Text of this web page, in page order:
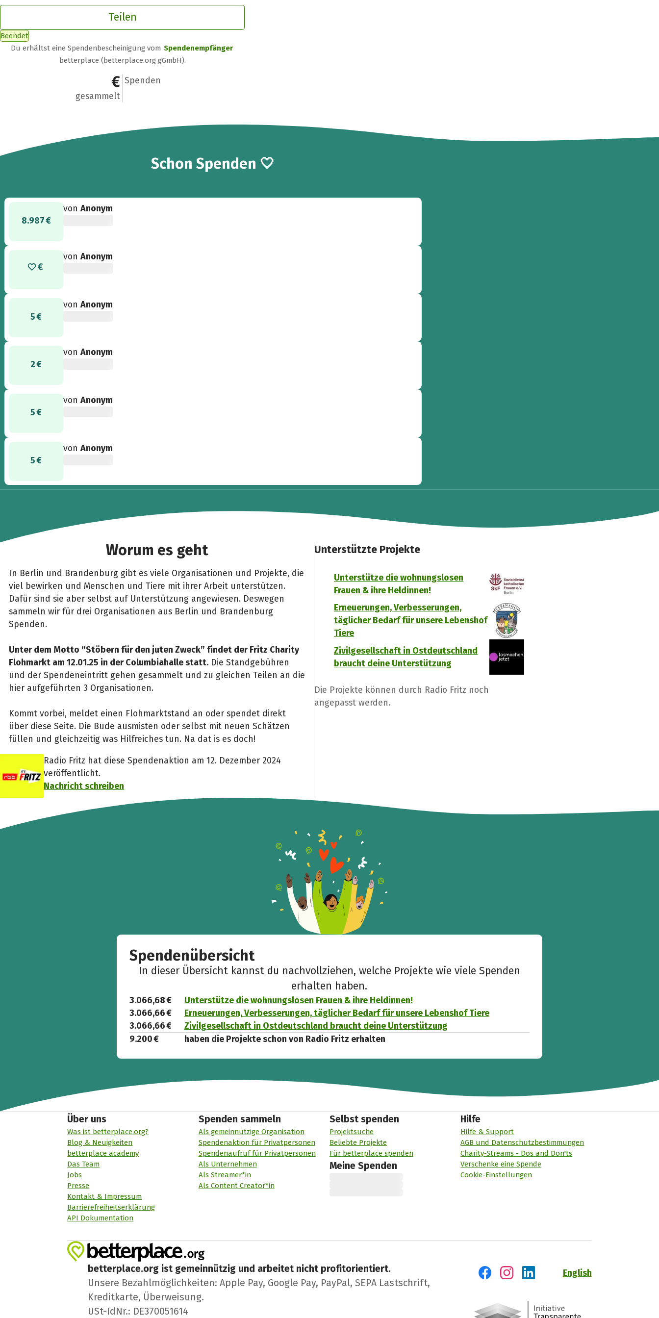
Teilen
Beendet
Du erhältst eine Spendenbescheinigung vom Spendenempfänger
betterplace (betterplace.org gGmbH).
9.200 €
gesammelt
19
Spenden
Schon19
Spenden 🤍
8.987 €
vonAnonym
vonAnonym
5 €
vonAnonym
2 €
vonAnonym
5 €
vonAnonym
5 €
vonAnonym
Worum es geht
In Berlin und Brandenburg gibt es viele Organisationen und Projekte, die
viel bewirken und Menschen und Tiere mit ihrer Arbeit unterstützen.
Dafür sind sie aber selbst auf Unterstützung angewiesen. Deswegen
sammeln wir für drei Organisationen aus Berlin und Brandenburg
Spenden.
Unter dem Motto “Stöbern für den juten Zweck” findet der Fritz Charity
Flohmarkt am 12.01.25 in der Columbiahalle statt.Die Standgebühren
und der Spendeneintritt gehen gesammelt und zu gleichen Teilen an die
hier aufgeführten 3 Organisationen.
Kommt vorbei, meldet einen Flohmarktstand an oder spendet direkt
über diese Seite. Die Bude ausmisten oder selbst mit neuen Schätzen
füllen und gleichzeitig was Hilfreiches tun. Na dat is es doch!
Radio Fritz hat diese Spendenaktion am 12. Dezember 2024
veröffentlicht.
Nachricht schreiben
Unterstützte Projekte
Unterstütze die wohnungslosen
Frauen & ihre Heldinnen!
Erneuerungen, Verbesserungen,
täglicher Bedarf für unsere Lebenshof
Tiere
Zivilgesellschaft in Ostdeutschland
braucht deine Unterstützung
Die Projekte können durch Radio Fritz noch
angepasst werden.
Spendenübersicht
In dieser Übersicht kannst du nachvollziehen, welche Projekte wie viele Spenden
erhalten haben.
3.066,68 €
Unterstütze die wohnungslosen Frauen & ihre Heldinnen!
3.066,66 €
Erneuerungen, Verbesserungen, täglicher Bedarf für unsere Lebenshof Tiere
3.066,66 €
Zivilgesellschaft in Ostdeutschland braucht deine Unterstützung
9.200 €
haben die Projekte schon von Radio Fritz erhalten
Über uns
Was ist betterplace.org?
Blog & Neuigkeiten
betterplace academy
Das Team
Jobs
Presse
Kontakt & Impressum
Barrierefreiheitserklärung
API Dokumentation
Spenden sammeln
Als gemeinnützige Organisation
Spendenaktion für Privatpersonen
Spendenaufruf für Privatpersonen
Als Unternehmen
Als Streamer*in
Als Content Creator*in
Selbst spenden
Projektsuche
Beliebte Projekte
Für betterplace spenden
Meine Spenden
Hilfe
Hilfe & Support
AGB und Datenschutzbestimmungen
Charity-Streams - Dos and Don'ts
Verschenke eine Spende
Cookie-Einstellungen
betterplace.org ist gemeinnützig und arbeitet nicht profitorientiert.
Unsere Bezahlmöglichkeiten: Apple Pay, Google Pay, PayPal, SEPA Lastschrift,
Kreditkarte, Überweisung.
USt-IdNr.: DE370051614
English